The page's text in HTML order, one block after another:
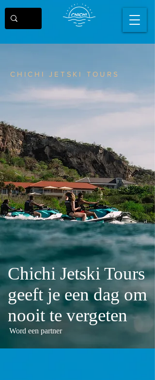
CHICHI JETSKI TOURS
Chichi Jetski Tours
geeft je een dag om
nooit te vergeten
Word een partner